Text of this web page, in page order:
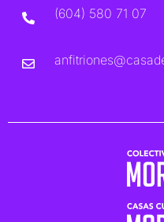
(604) 580 71 07